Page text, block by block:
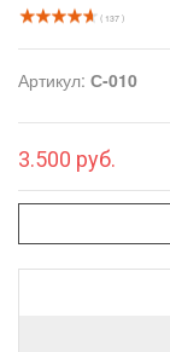
( 137 )
Артикул: С-010
3.500 руб.